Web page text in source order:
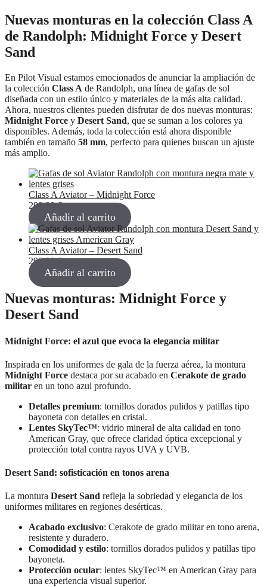
Nuevas monturas en la colección Class A
de Randolph: Midnight Force y Desert
Sand
En Pilot Visual estamos emocionados de anunciar la ampliación de
la colección Class A de Randolph, una línea de gafas de sol
diseñada con un estilo único y materiales de la más alta calidad.
Ahora, nuestros clientes pueden disfrutar de dos nuevas monturas:
Midnight Force y Desert Sand, que se suman a los colores ya
disponibles. Además, toda la colección está ahora disponible
también en tamaño 58 mm, perfecto para quienes buscan un ajuste
más amplio.
Class A Aviator – Midnight Force
299,00€
Añadir al carrito
Class A Aviator – Desert Sand
299,00€
Añadir al carrito
Nuevas monturas: Midnight Force y
Desert Sand
Midnight Force: el azul que evoca la elegancia militar
Inspirada en los uniformes de gala de la fuerza aérea, la montura
Midnight Force destaca por su acabado en Cerakote de grado
militar en un tono azul profundo.
Detalles premium: tornillos dorados pulidos y patillas tipo
bayoneta con detalles en cristal.
Lentes SkyTec™: vidrio mineral de alta calidad en tono
American Gray, que ofrece claridad óptica excepcional y
protección total contra rayos UVA y UVB.
Desert Sand: sofisticación en tonos arena
La montura Desert Sand refleja la sobriedad y elegancia de los
uniformes militares en regiones desérticas.
Acabado exclusivo: Cerakote de grado militar en tono arena,
resistente y duradero.
Comodidad y estilo: tornillos dorados pulidos y patillas tipo
bayoneta.
Protección ocular: lentes SkyTec™ en American Gray para
una experiencia visual superior.